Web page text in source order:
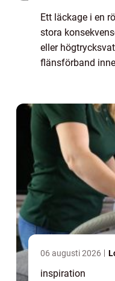
Ett läckage i en
stora
eller
flänsförband
06 augusti 2026
inspiration